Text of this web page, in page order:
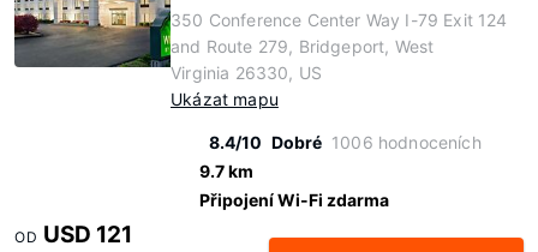
350 Conference Center Way I-79 Exit 124
and Route 279, Bridgeport, West
Virginia 26330, US
Ukázat mapu
8.4/10 Dobré 1006 hodnoceních
9.7 km
Připojení Wi-Fi zdarma
OD USD 121